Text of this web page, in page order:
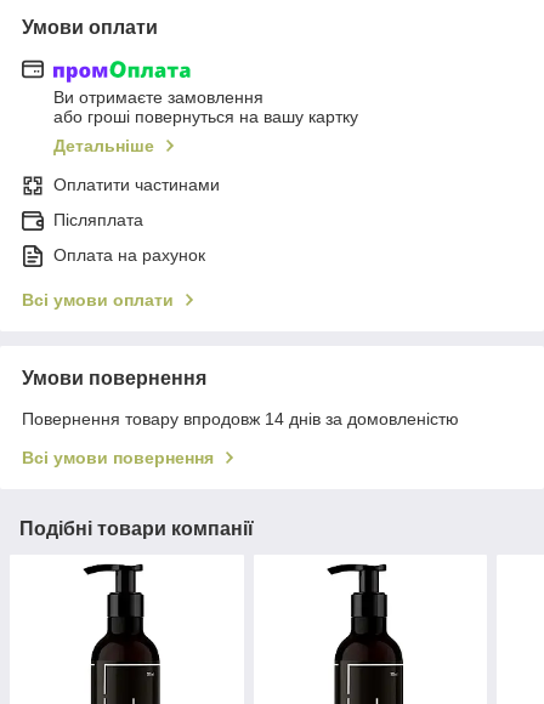
Умови оплати
Ви отримаєте замовлення
або гроші повернуться на вашу картку
Детальніше
Оплатити частинами
Післяплата
Оплата на рахунок
Всі умови оплати
Умови повернення
Повернення товару впродовж 14 днів за домовленістю
Всі умови повернення
Подібні товари компанії